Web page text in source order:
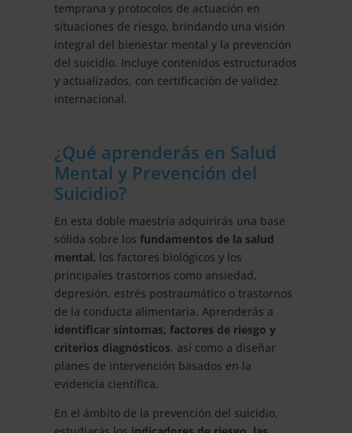
temprana y protocolos de actuación en
situaciones de riesgo, brindando una visión
integral del bienestar mental y la prevención
del suicidio. Incluye contenidos estructurados
y actualizados, con certificación de validez
internacional.
¿Qué aprenderás en Salud
Mental y Prevención del
Suicidio?
En esta doble maestría adquirirás una base
sólida sobre los fundamentos de la salud
mental, los factores biológicos y los
principales trastornos como ansiedad,
depresión, estrés postraumático o trastornos
de la conducta alimentaria. Aprenderás a
identificar síntomas, factores de riesgo y
criterios diagnósticos, así como a diseñar
planes de intervención basados en la
evidencia científica.
En el ámbito de la prevención del suicidio,